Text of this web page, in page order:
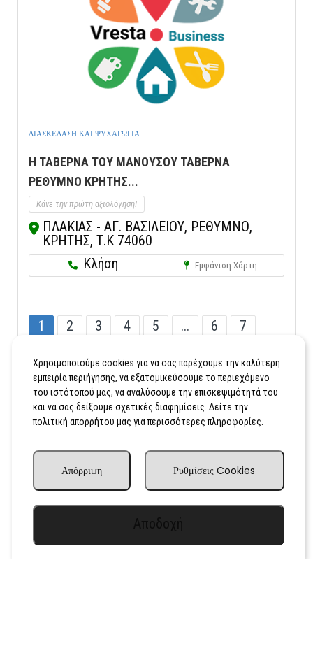
ΔΙΑΣΚΕΔΑΣΗ ΚΑΙ ΨΥΧΑΓΩΓΙΑ
Η ΤΑΒΕΡΝΑ ΤΟΥ ΜΑΝΟΥΣΟΥ ΤΑΒΕΡΝΑ
ΡΕΘΥΜΝΟ ΚΡΗΤΗΣ...
Κάνε την πρώτη αξιολόγηση!
ΠΛΑΚΙΑΣ - ΑΓ. ΒΑΣΙΛΕΙΟΥ, ΡΕΘΥΜΝΟ,
ΚΡΗΤΗΣ, Τ.Κ 74060
Κλήση
Εμφάνιση Χάρτη
1 2 3 4 5 ... 6
7
Χρησιμοποιούμε cookies για να σας παρέχουμε την καλύτερη
εμπειρία περιήγησης, να εξατομικεύσουμε το περιεχόμενο
του ιστότοπού μας, να αναλύσουμε την επισκεψιμότητά του
και να σας δείξουμε σχετικές διαφημίσεις. Δείτε την
πολιτική απορρήτου μας για περισσότερες πληροφορίες.
Ρυθμίσεις Cookies
Απόρριψη